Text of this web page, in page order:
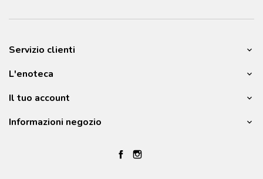
Servizio clienti
L'enoteca
Il tuo account
Informazioni negozio